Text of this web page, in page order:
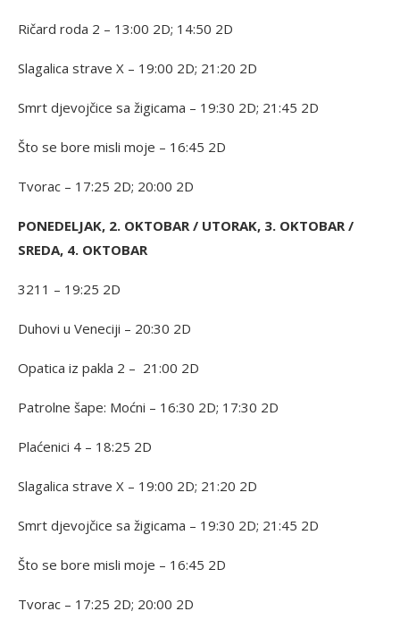
Ričard roda 2 – 13:00 2D; 14:50 2D
Slagalica strave X – 19:00 2D; 21:20 2D
Smrt djevojčice sa žigicama – 19:30 2D; 21:45 2D
Što se bore misli moje – 16:45 2D
Tvorac – 17:25 2D; 20:00 2D
PONEDELJAK, 2. OKTOBAR / UTORAK, 3. OKTOBAR /
SREDA, 4. OKTOBAR
3211 – 19:25 2D
Duhovi u Veneciji – 20:30 2D
Opatica iz pakla 2 – 21:00 2D
Patrolne šape: Moćni – 16:30 2D; 17:30 2D
Plaćenici 4 – 18:25 2D
Slagalica strave X – 19:00 2D; 21:20 2D
Smrt djevojčice sa žigicama – 19:30 2D; 21:45 2D
Što se bore misli moje – 16:45 2D
Tvorac – 17:25 2D; 20:00 2D